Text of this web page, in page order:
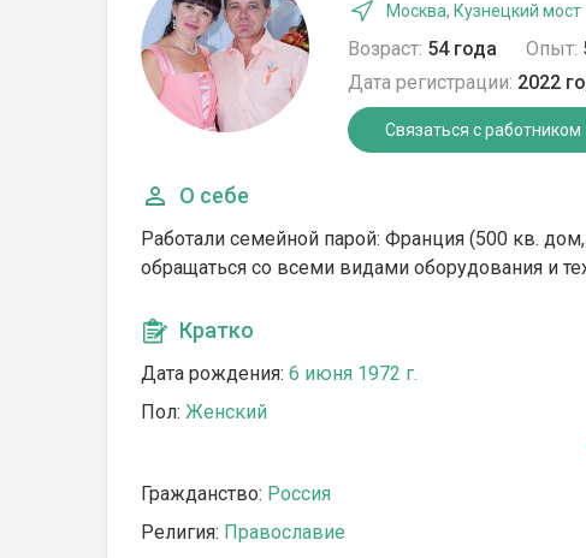
Москва, Кузнецкий мост
Возраст: 54 года Опыт:
Дата регистрации: 2022
Связаться с работником
О себе
Работали семейной парой: Франция (500 кв.
обращаться со всеми видами оборудования и
Кратко
Дата рождения: 6 июня 1972 г.
Пол: Женский
Гражданство: Россия
Религия: Православие